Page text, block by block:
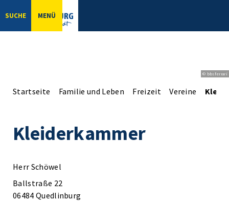
SUCHE MENÜ
© bbsferrari
Startseite Familie und Leben Freizeit Vereine
Kleiderkammer
Herr Schöwel
Ballstraße 22
06484 Quedlinburg